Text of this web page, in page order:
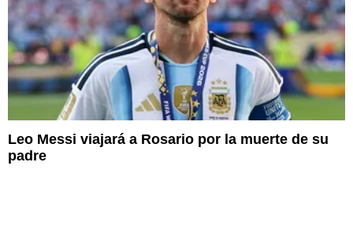
Leo Messi viajará a Rosario por la muerte de su
padre